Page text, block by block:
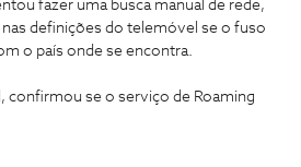
fazer uma busca manual de rede,
definições do telemóvel se o fuso
o país onde se encontra.
confirmou se o serviço de Roaming